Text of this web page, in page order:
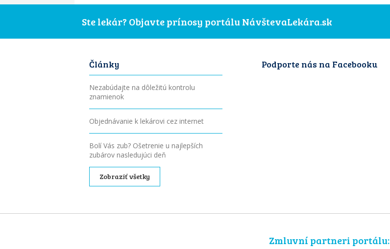
Ste lekár? Objavte prínosy portálu NávštevaLekára.sk
Články
Nezabúdajte na dôležitú kontrolu
znamienok
Objednávanie k lekárovi cez internet
Bolí Vás zub? Ošetrenie u najlepších
zubárov nasledujúci deň
Zobraziť všetky
Podporte nás na Facebooku
Zmluvní partneri portálu: